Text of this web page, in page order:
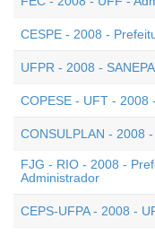
CESPE - 2008 -
UFPR - 2008 -
COPESE - UFT - 2008
CONSULPLAN - 2008
FJG - RIO - 2008 -
Administrador
CEPS-UFPA - 2008 -